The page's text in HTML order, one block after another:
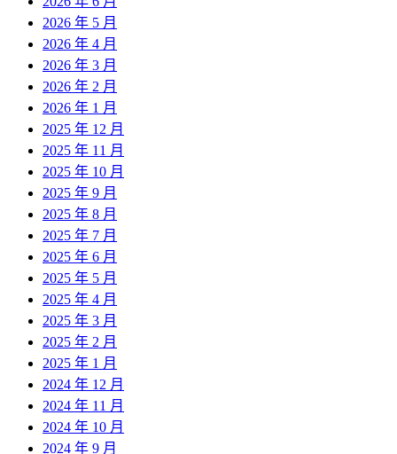
2026 年 5 月
2026 年 4 月
2026 年 3 月
2026 年 2 月
2026 年 1 月
2025 年 12 月
2025 年 11 月
2025 年 10 月
2025 年 9 月
2025 年 8 月
2025 年 7 月
2025 年 6 月
2025 年 5 月
2025 年 4 月
2025 年 3 月
2025 年 2 月
2025 年 1 月
2024 年 12 月
2024 年 11 月
2024 年 10 月
2024 年 9 月